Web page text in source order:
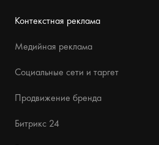
Контекстная реклама
Медийная реклама
Социальные сети и таргет
Продвижение бренда
Битрикс 24